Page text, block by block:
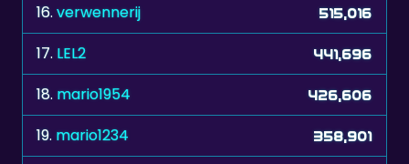
16.verwennerij 515,016
17. LEL2 441,696
18. mario1954 426,606
19. mario1234 358,901